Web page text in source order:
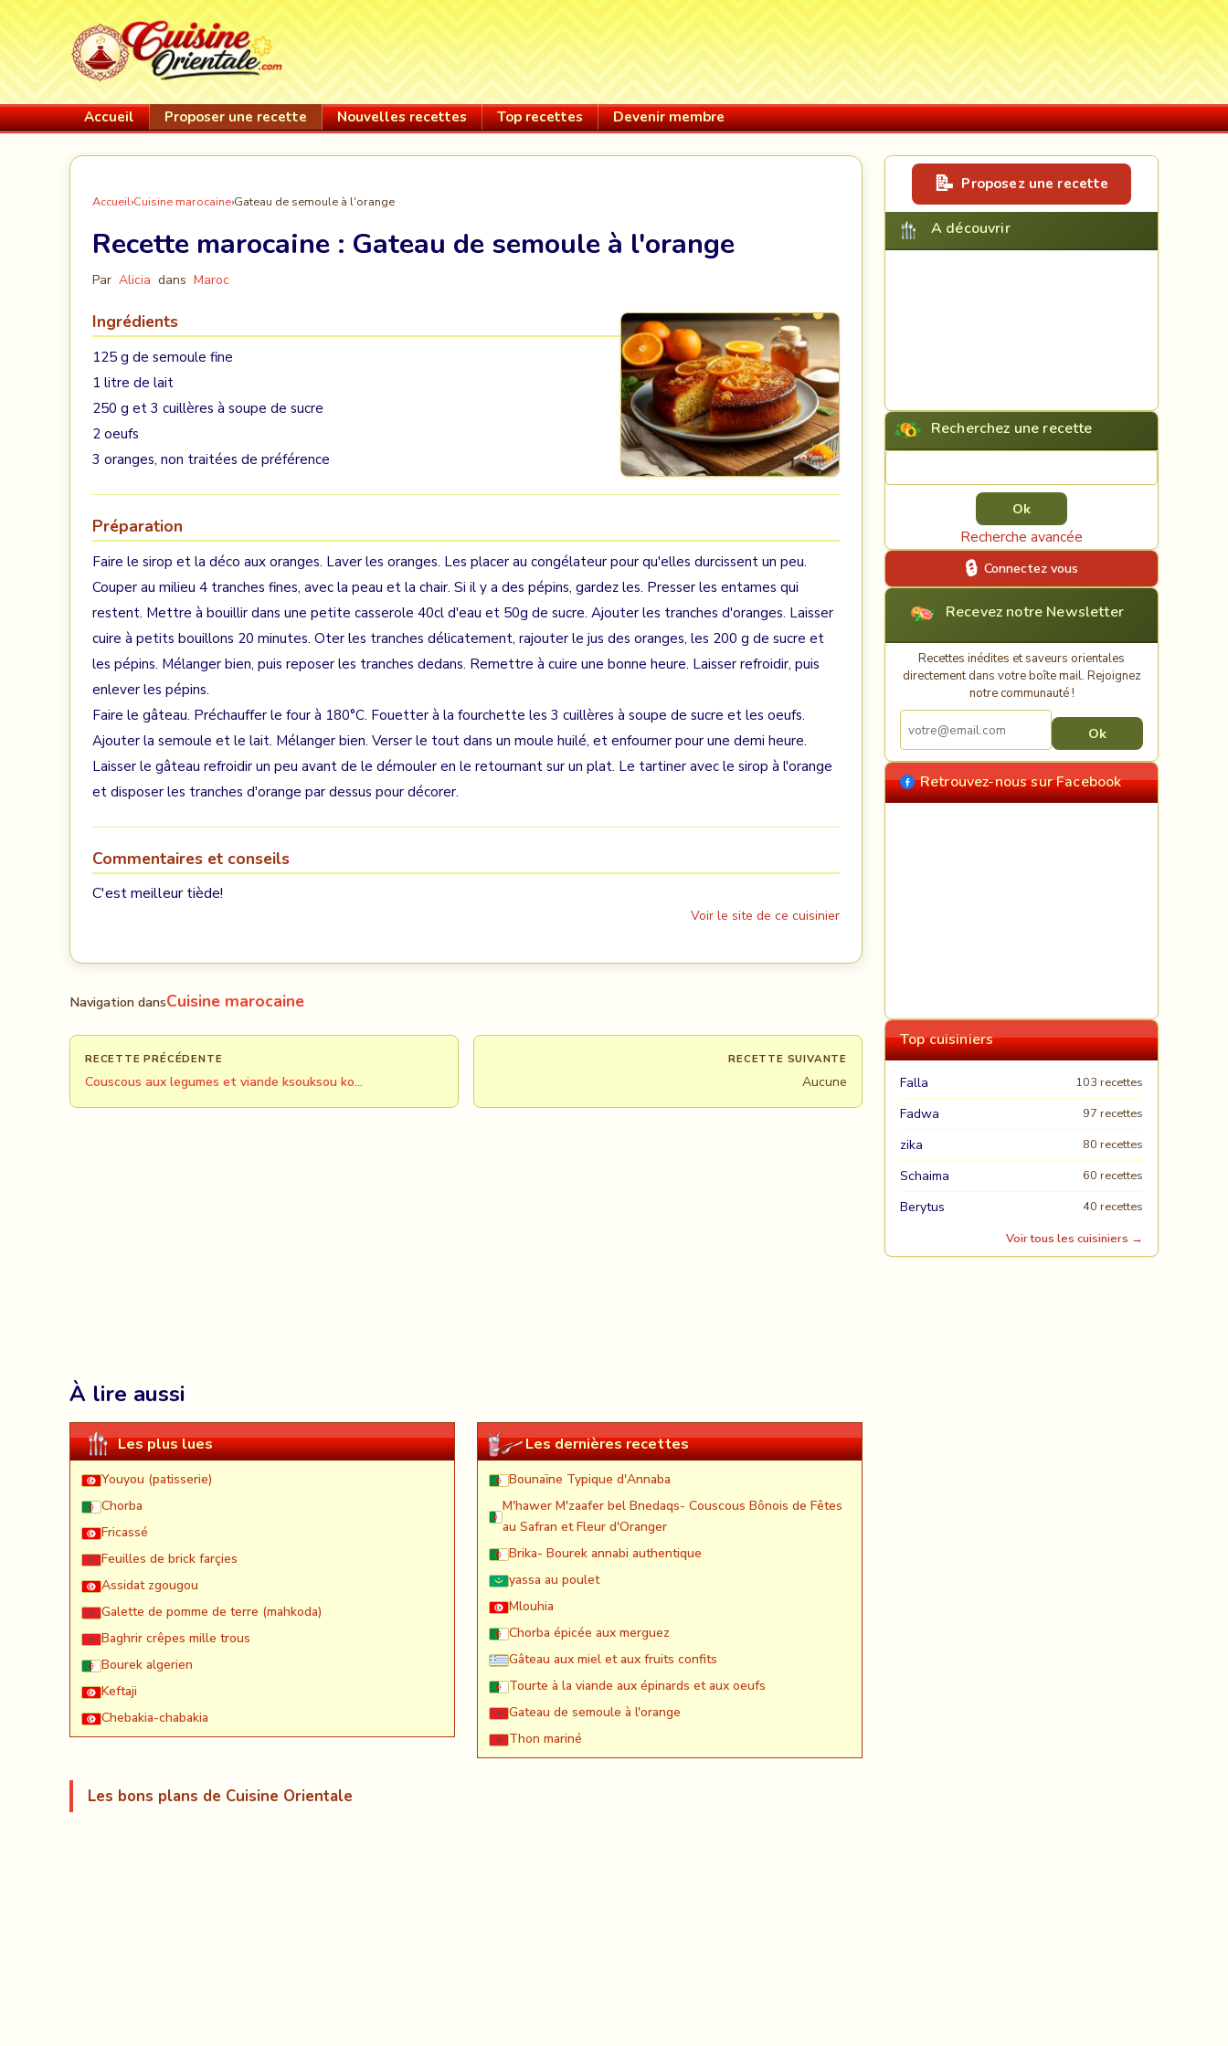
Accueil Proposer une recette Nouvelles recettes Top recettes Devenir membre
Accueil›Cuisine marocaine›Gateau de semoule à l'orange
Recette marocaine : Gateau de semoule à l'orange
Par Alicia dans Maroc
Ingrédients
125 g de semoule fine
1 litre de lait
250 g et 3 cuillères à soupe de sucre
2 oeufs
3 oranges, non traitées de préférence
Préparation
Faire le sirop et la déco aux oranges. Laver les oranges. Les placer au congélateur pour qu'elles durcissent un peu.
Couper au milieu 4 tranches fines, avec la peau et la chair. Si il y a des pépins, gardez les. Presser les entames qui
restent. Mettre à bouillir dans une petite casserole 40cl d'eau et 50g de sucre. Ajouter les tranches d'oranges. Laisser
cuire à petits bouillons 20 minutes. Oter les tranches délicatement, rajouter le jus des oranges, les 200 g de sucre et
les pépins. Mélanger bien, puis reposer les tranches dedans. Remettre à cuire une bonne heure. Laisser refroidir, puis
enlever les pépins.
Faire le gâteau. Préchauffer le four à 180°C. Fouetter à la fourchette les 3 cuillères à soupe de sucre et les oeufs.
Ajouter la semoule et le lait. Mélanger bien. Verser le tout dans un moule huilé, et enfourner pour une demi heure.
Laisser le gâteau refroidir un peu avant de le démouler en le retournant sur un plat. Le tartiner avec le sirop à l'orange
et disposer les tranches d'orange par dessus pour décorer.
Commentaires et conseils
C'est meilleur tiède!
Voir le site de ce cuisinier
Navigation dansCuisine marocaine
RECETTE PRÉCÉDENTE
Couscous aux legumes et viande ksouksou ko…
RECETTE SUIVANTE
Aucune
À lire aussi
Les plus lues
Youyou (patisserie)
Chorba
Fricassé
Feuilles de brick farçies
Assidat zgougou
Galette de pomme de terre (mahkoda)
Baghrir crêpes mille trous
Bourek algerien
Keftaji
Chebakia-chabakia
Les dernières recettes
Bounaïne Typique d'Annaba
M'hawer M'zaafer bel Bnedaqs- Couscous Bônois de Fêtes
au Safran et Fleur d'Oranger
Brika- Bourek annabi authentique
yassa au poulet
Mlouhia
Chorba épicée aux merguez
Gâteau aux miel et aux fruits confits
Tourte à la viande aux épinards et aux oeufs
Gateau de semoule à l'orange
Thon mariné
Les bons plans de Cuisine Orientale
Proposez une recette
A découvrir
Recherchez une recette
Recherche avancée
Connectez vous
Recevez notre Newsletter
Recettes inédites et saveurs orientales
directement dans votre boîte mail. Rejoignez
notre communauté !
Retrouvez-nous sur Facebook
Top cuisiniers
Falla 103 recettes
Fadwa 97 recettes
zika 80 recettes
Schaima 60 recettes
Berytus
40 recettes
Voir tous les cuisiniers →